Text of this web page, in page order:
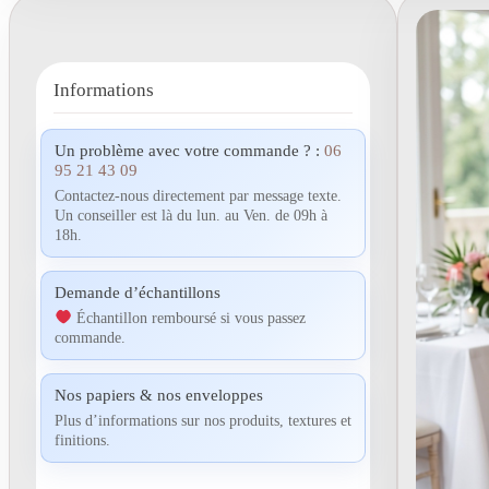
Informations
Un problème avec votre commande ? : 06
95 21 43 09
Contactez-nous directement par message texte.
Un conseiller est là du lun. au Ven. de 09h à
18h.
Demande d’échantillons
Échantillon remboursé si vous passez
commande.
Nos papiers & nos enveloppes
Plus d’informations sur nos produits, textures et
finitions.